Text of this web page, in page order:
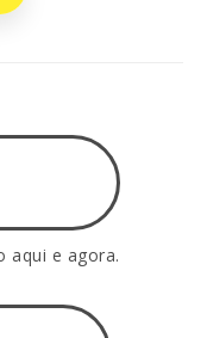
aqui e agora.